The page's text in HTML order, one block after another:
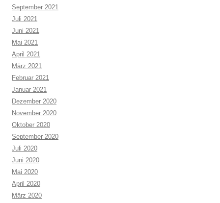
September 2021
Juli 2021
Juni 2021
Mai 2021
April 2021
März 2021
Februar 2021
Januar 2021
Dezember 2020
November 2020
Oktober 2020
September 2020
Juli 2020
Juni 2020
Mai 2020
April 2020
März 2020